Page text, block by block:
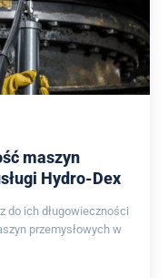
maszyn
Hydro-Dex
do ich długowieczności
przemysłowych w